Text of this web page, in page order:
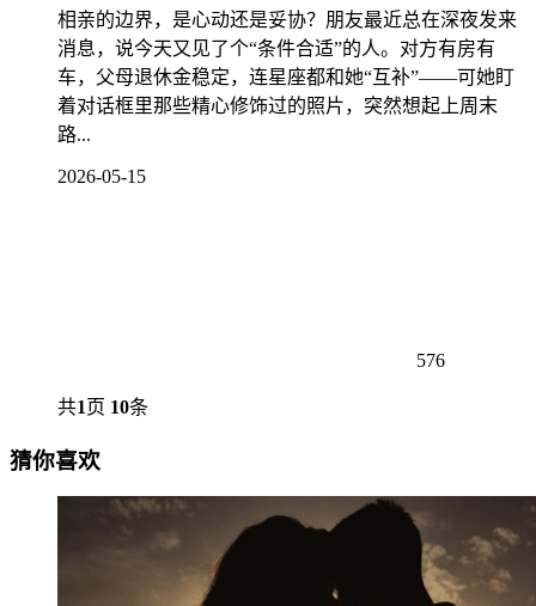
相亲的边界，是心动还是妥协？朋友最近总在深夜发来
消息，说今天又见了个“条件合适”的人。对方有房有
车，父母退休金稳定，连星座都和她“互补”——可她盯
着对话框里那些精心修饰过的照片，突然想起上周末
路...
2026-05-15
576
共1页 10条
猜你喜欢